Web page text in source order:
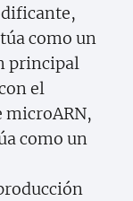
como un
principal
el
microARN,
como un